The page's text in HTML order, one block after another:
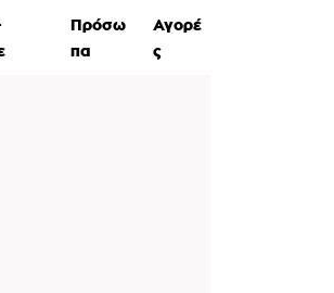
Πρόσω
πα
Αγορέ
ς